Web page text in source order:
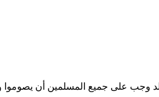
بلد وجب على جميع المسلمين أن